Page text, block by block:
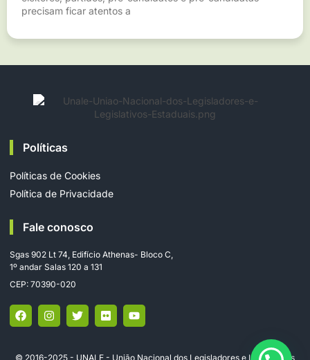
precisam ficar atentos a
Políticas
Políticas de Cookies
Política de Privacidade
Fale conosco
Sgas 902 Lt 74, Edifício Athenas- Bloco C,
1º andar Salas 120 a 131
CEP: 70390-020
© 2016-2025 - UNALE - União Nacional dos Legisladores e Legislativos